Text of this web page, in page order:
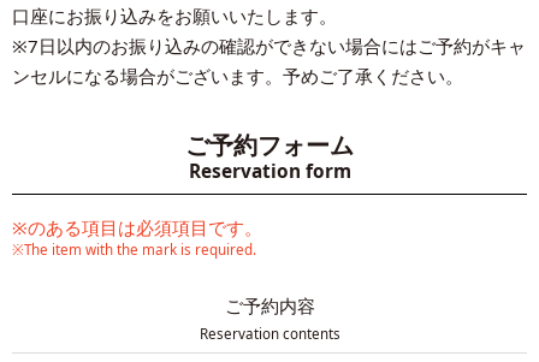
口座にお振り込みをお願いいたします。
※7日以内のお振り込みの確認ができない場合にはご予約がキャ
ンセルになる場合がございます。予めご了承ください。
ご予約フォーム
Reservation form
※のある項目は必須項目です。
※The item with the mark is required.
ご予約内容
Reservation contents